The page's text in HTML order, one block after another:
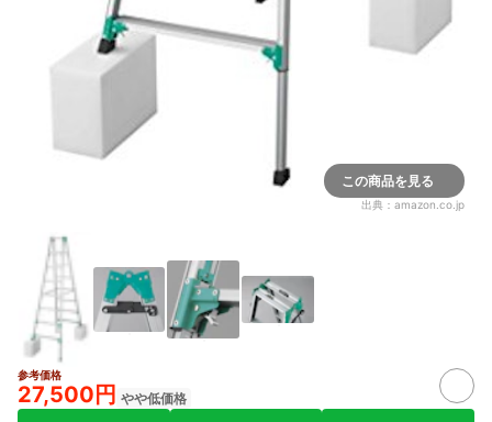
この商品を見る
出典： amazon.co.jp
参考価格
27,500円 やや低価格